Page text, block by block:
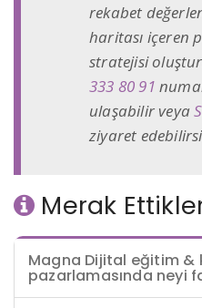
rekabet
haritası içeren
stratejisi
333 80 91
ulaşabilir veya
ziyaret
Merak
Magna Dijital eğitim &
pazarlamasında neyi